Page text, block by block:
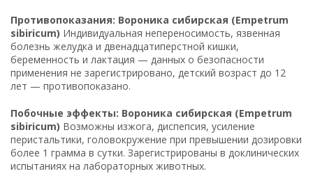
Противопоказания: Вороника сибирская (Empetrum
sibiricum) Индивидуальная непереносимость, язвенная
болезнь желудка и двенадцатиперстной кишки,
беременность и лактация — данных о безопасности
применения не зарегистрировано, детский возраст до 12
лет — противопоказано.
Побочные эффекты: Вороника сибирская (Empetrum
sibiricum) Возможны изжога, диспепсия, усиление
перистальтики, головокружение при превышении дозировки
более 1 грамма в сутки. Зарегистрированы в доклинических
испытаниях на лабораторных животных.